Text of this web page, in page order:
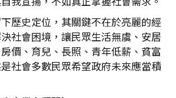
歷史定位，其關鍵不在於亮麗的經
社會困境，讓民眾生活無虞、安居
價、育兒、長照、青年低薪、貧富
社會多數民眾希望政府未來應當積